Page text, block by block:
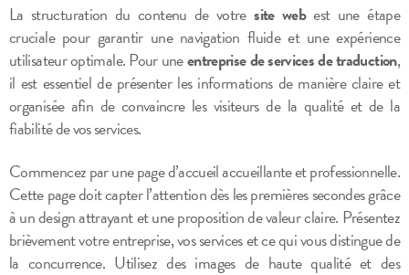
La structuration du contenu de votresite webest une étape
cruciale pour garantir une navigation fluide et une expérience
utilisateur optimale. Pour uneentreprise de services de traduction,
il est essentiel de présenter les informations de manière claire et
organisée afin de convaincre les visiteurs de la qualité et de la
fiabilité de vos services.
Commencez par une page d’accueil accueillante et professionnelle.
Cette page doit capter l’attention dès les premières secondes grâce
à un design attrayant et une proposition de valeur claire. Présentez
brièvement votre entreprise, vos services et ce qui vous distingue de
la concurrence. Utilisez des images de haute qualité et des